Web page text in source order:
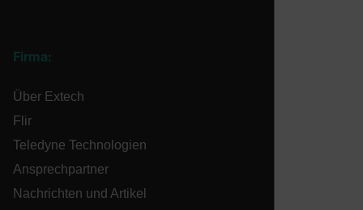
Firma:
Über Extech
Flir
Teledyne Technologien
Ansprechpartner
Nachrichten und Artikel
die Website nicht ordnungsgemäß verwendet
cart_products_skus